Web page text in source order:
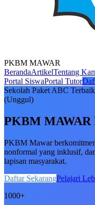
PKBM MAWAR
BerandaArtikelTentang
Portal SiswaPortal Tutor
Sekolah Paket ABC
(Unggul)
PKBM
PKBM Mawar
nonformal yang inklusif,
lapisan masyarakat.
Daftar SekarangPelajari
1000+